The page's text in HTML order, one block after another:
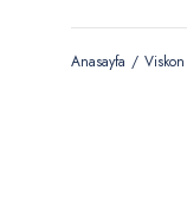
Anasayfa